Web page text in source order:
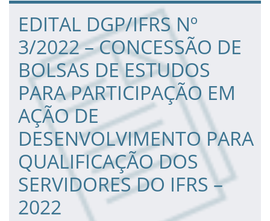
Fim da navegação
Início do conteúdo
EDITAL DGP/IFRS Nº
3/2022 – CONCESSÃO DE
BOLSAS DE ESTUDOS
PARA PARTICIPAÇÃO EM
AÇÃO DE
DESENVOLVIMENTO PARA
QUALIFICAÇÃO DOS
SERVIDORES DO IFRS –
2022